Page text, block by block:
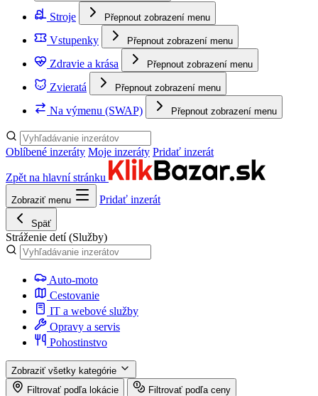
Stroje Přepnout zobrazení menu
Vstupenky Přepnout zobrazení menu
Zdravie a krása Přepnout zobrazení menu
Zvieratá Přepnout zobrazení menu
Na výmenu (SWAP) Přepnout zobrazení menu
Oblíbené inzeráty Moje inzeráty Pridať inzerát
Zpět na hlavní stránku
Zobraziť menu Pridať inzerát
Späť
Stráženie detí (Služby)
Auto-moto
Cestovanie
IT a webové služby
Opravy a servis
Pohostinstvo
Zobraziť všetky kategórie
Filtrovať podľa lokácie
Filtrovať podľa ceny